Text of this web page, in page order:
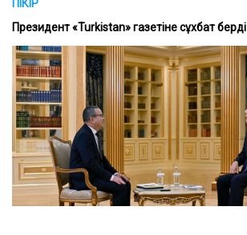
ПІКІР
Президент «Turkistan» газетіне сұхбат берді